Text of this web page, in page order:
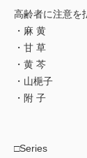
高齢者に注意を
・麻 黄
・甘 草
・黄 芩
・山梔子
・附 子
□Series